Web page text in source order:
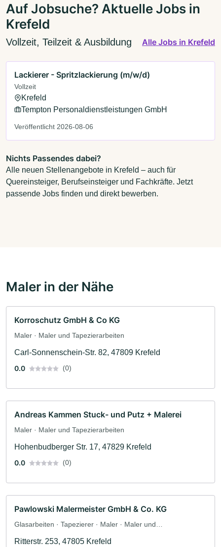
Auf Jobsuche? Aktuelle Jobs in
Krefeld
Vollzeit, Teilzeit & Ausbildung Alle Jobs in Krefeld
Lackierer - Spritzlackierung (m/w/d)
Vollzeit
Krefeld
Tempton Personaldienstleistungen GmbH
Veröffentlicht 2026-08-06
Nichts Passendes dabei?
Alle neuen Stellenangebote in Krefeld – auch für
Quereinsteiger, Berufseinsteiger und Fachkräfte. Jetzt
passende Jobs finden und direkt bewerben.
Maler in der Nähe
Korroschutz GmbH & Co KG
Maler · Maler und Tapezierarbeiten
Carl-Sonnenschein-Str. 82, 47809 Krefeld
0.0
(0)
Andreas Kammen Stuck- und Putz + Malerei
Maler · Maler und Tapezierarbeiten
Hohenbudberger Str. 17, 47829 Krefeld
0.0
(0)
Pawlowski Malermeister GmbH & Co. KG
Glasarbeiten · Tapezierer · Maler · Maler und
Ritterstr. 253, 47805 Krefeld